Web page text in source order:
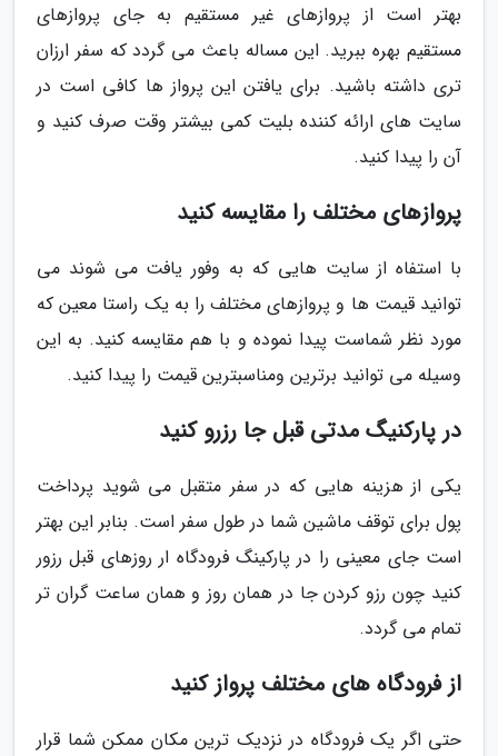
بهتر است از پروازهای غیر مستقیم به جای پروازهای
مستقیم بهره ببرید. این مساله باعث می گردد که سفر ارزان
تری داشته باشید. برای یافتن این پرواز ها کافی است در
سایت های ارائه کننده بلیت کمی بیشتر وقت صرف کنید و
آن را پیدا کنید.
پروازهای مختلف را مقایسه کنید
با استفاه از سایت هایی که به وفور یافت می شوند می
توانید قیمت ها و پروازهای مختلف را به یک راستا معین که
مورد نظر شماست پیدا نموده و با هم مقایسه کنید. به این
وسیله می توانید برترین ومناسبترین قیمت را پیدا کنید.
در پارکنیگ مدتی قبل جا رزرو کنید
یکی از هزینه هایی که در سفر متقبل می شوید پرداخت
پول برای توقف ماشین شما در طول سفر است. بنابر این بهتر
است جای معینی را در پارکینگ فرودگاه ار روزهای قبل رزور
کنید چون رزو کردن جا در همان روز و همان ساعت گران تر
تمام می گردد.
از فرودگاه های مختلف پرواز کنید
حتی اگر یک فرودگاه در نزدیک ترین مکان ممکن شما قرار